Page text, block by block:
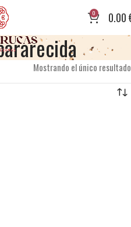
0 0.00
Mostrando el único resultado